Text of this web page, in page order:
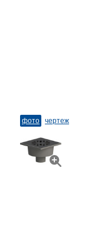
фото чертеж